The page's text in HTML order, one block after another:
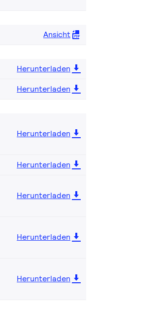
Ansicht
Herunterladen
Herunterladen
Herunterladen
Herunterladen
Herunterladen
Herunterladen
Herunterladen